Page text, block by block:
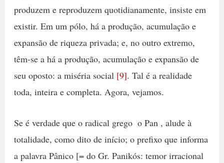
produzem e reproduzem quotidianamente, insiste em
existir. Em um pólo, há a produção, acumulação e
expansão de riqueza privada; e, no outro extremo,
têm-se a há a produção, acumulação e expansão de
seu oposto: a miséria social [9]. Tal é a realidade 
toda, inteira e completa. Agora, vejamos.
Se é verdade que o radical grego  o Pan , alude à
totalidade, como dito de início; o prefixo que informa
a palavra Pânico [= do Gr. Panikós: temor irracional